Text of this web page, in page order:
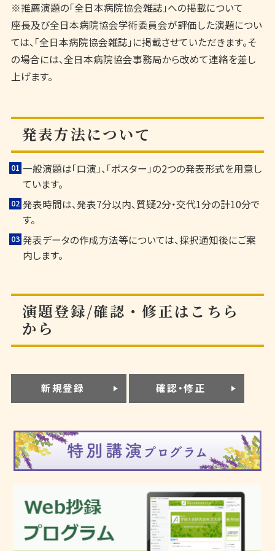
※推薦演題の「全日本病院協会雑誌」への掲載について
座長及び全日本病院協会学術委員会が評価した演題につい
ては、「全日本病院協会雑誌」に掲載させていただきます。そ
の場合には、全日本病院協会事務局から改めて連絡を差し
上げます。
発表方法について
一般演題は「口演」、「ポスター」の2つの発表形式を用意し
ています。
発表時間は、発表7分以内、質疑2分・交代1分の計10分で
す。
発表データの作成方法等については、採択通知後にご案
内します。
演題登録/確認・修正はこちら
から
新規登録 確認・修正